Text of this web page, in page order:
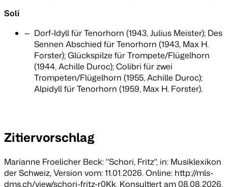
Soli
Dorf-Idyll für Tenorhorn (1943, Julius Meister); Des
Sennen Abschied für Tenorhorn (1943, Max H.
Forster); Glückspilze für Trompete/Flügelhorn
(1944, Achille Duroc); Colibri für zwei
Trompeten/Flügelhorn (1955, Achille Duroc);
Alpidyll für Tenorhorn (1959, Max H. Forster).
Zitiervorschlag
Marianne Froelicher Beck: "Schori, Fritz", in: Musiklexikon
der Schweiz, Version vom: 11.01.2026. Online: http://mls-
dms.ch/view/schori-fritz-r0Kk. Konsultiert am 08.08.2026.